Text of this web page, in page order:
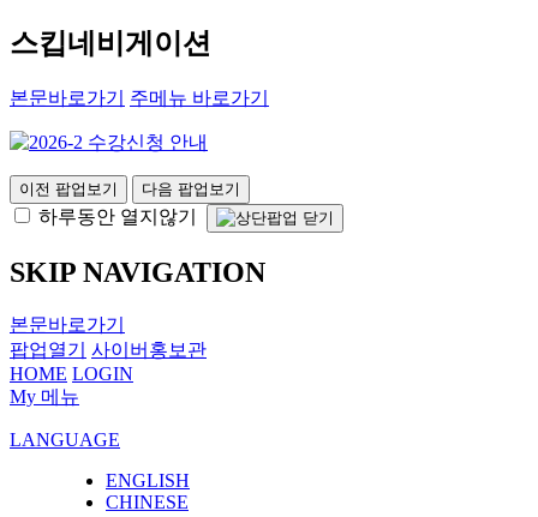
스킵네비게이션
본문바로가기 주메뉴 바로가기
이전 팝업보기 다음 팝업보기
하루동안 열지않기
SKIP NAVIGATION
본문바로가기
팝업열기
사이버홍보관
HOME LOGIN
My 메뉴
LANGUAGE
ENGLISH
CHINESE